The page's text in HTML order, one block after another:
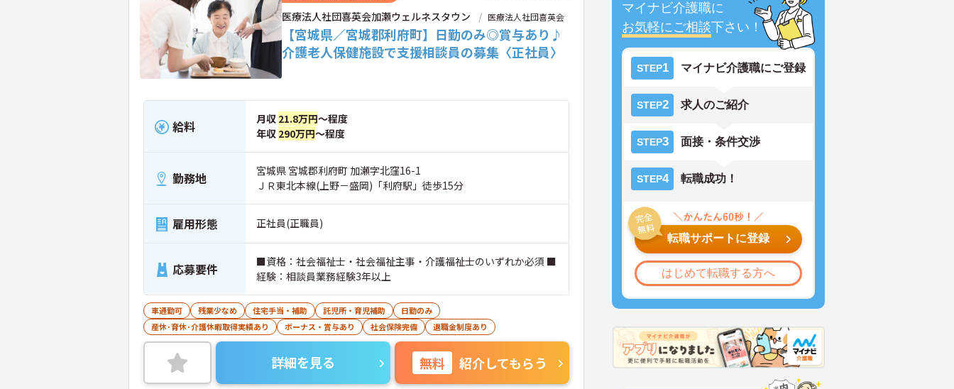
マイナビ介護職に
お気軽にご相談下さい！
STEP1 マイナビ介護職にご登録
STEP2 求人のご紹介
STEP3 面接・条件交渉
STEP4 転職成功！
転職サポートに登録
はじめて転職する方へ
医療法人社団喜英会加瀬ウェルネスタウン 医療法人社団喜英会
【宮城県／宮城郡利府町】日勤のみ◎賞与あり♪
介護老人保健施設で支援相談員の募集〈正社員〉
給料 月収 21.8万円～程度
年収 290万円～程度
勤務地
宮城県 宮城郡利府町 加瀬字北窪16-1
ＪＲ東北本線(上野－盛岡)「利府駅」徒歩15分
雇用形態 正社員(正職員)
応募要件
■資格：社会福祉士・社会福祉主事・介護福祉士のいずれか必須 ■
経験：相談員業務経験3年以上
車通勤可 残業少なめ 住宅手当・補助 託児所・育児補助
日勤のみ
産休･育休･介護休暇取得実績あり
ボーナス・賞与あり 社会保険完備 退職金制度あり
詳細を見る 無料 紹介してもらう